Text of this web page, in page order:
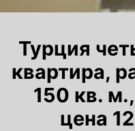
Турция
квартира,
150 кв.
цена